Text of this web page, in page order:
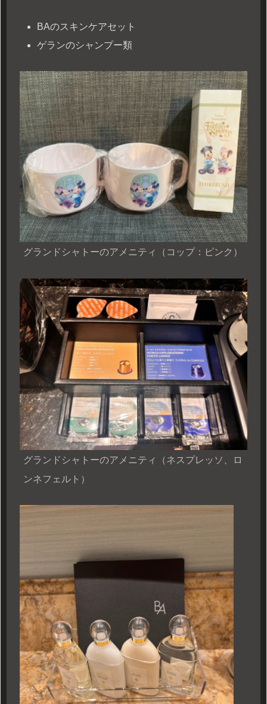
BAのスキンケアセット
ゲランのシャンプー類
グランドシャトーのアメニティ（コップ：ピンク）
グランドシャトーのアメニティ（ネスプレッソ、ロ
ンネフェルト）